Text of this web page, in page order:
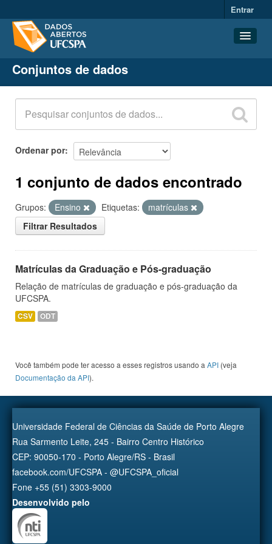
Entrar
Conjuntos de dados
Organizações
Grupos
Sobre
Conjuntos de dados
Ordenar por
1 conjunto de dados encontrado
Grupos: Ensino Etiquetas:
matrículas
Filtrar Resultados
Matrículas da Graduação e Pós-graduação
Relação de matrículas de graduação e pós-graduação da
UFCSPA.
CSV ODT
Você também pode ter acesso a esses registros usando a API (veja
Documentação da API).
Universidade Federal de Ciências da Saúde de Porto Alegre
Rua Sarmento Leite, 245 - Bairro Centro Histórico
CEP: 90050-170 - Porto Alegre/RS - Brasil
facebook.com/UFCSPA - @UFCSPA_oficial
Fone +55 (51) 3303-9000
Desenvolvido pelo